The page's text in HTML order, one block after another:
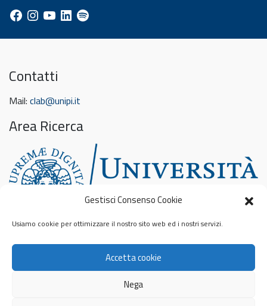
Gestisci Consenso Cookie
Usiamo cookie per ottimizzare il nostro sito web ed i nostri servizi.
Accetta cookie
Nega
Facebook
Instagram
YouTube
LinkedInSpotify
Contatti
Mail: clab@unipi.it
Area Ricerca
Privacy & Cookies: This site uses cookies. By continuing to use this
website, you agree to their use.
To find out more, including how to control cookies, see here: